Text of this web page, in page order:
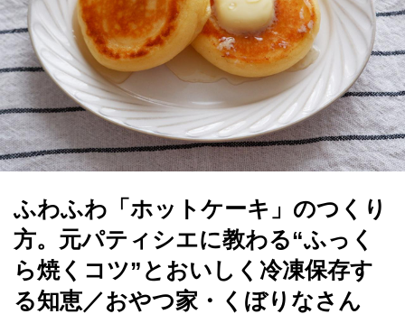
ふわふわ「ホットケーキ」のつくり
方。元パティシエに教わる“ふっく
ら焼くコツ”とおいしく冷凍保存す
る知恵／おやつ家・くぼりなさん